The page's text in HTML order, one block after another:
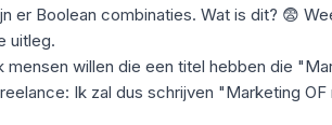
er Boolean combinaties. Wat is dit? 😨
uitleg.
mensen willen die een titel hebben die
Ik zal dus schrijven "Marketing OF